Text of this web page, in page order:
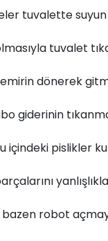
tuvalette suyun
tuvalet
dönerek
giderinin
içindeki pislikler
bazen robot